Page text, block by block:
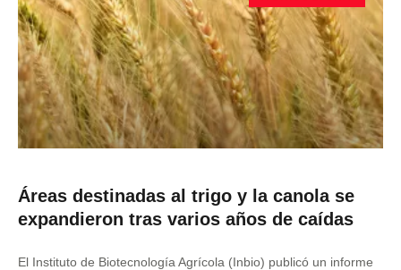
Áreas destinadas al trigo y la canola se
expandieron tras varios años de caídas
El Instituto de Biotecnología Agrícola (Inbio) publicó un informe